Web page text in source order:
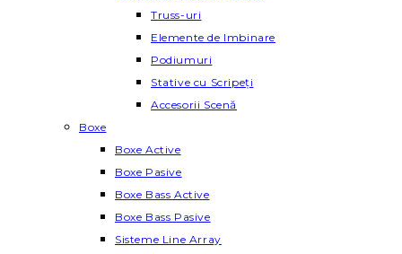
Truss-uri
Elemente de Imbinare
Podiumuri
Stative cu Scripeți
Accesorii Scenă
Boxe
Boxe Active
Boxe Pasive
Boxe Bass Active
Boxe Bass Pasive
Sisteme Line Array